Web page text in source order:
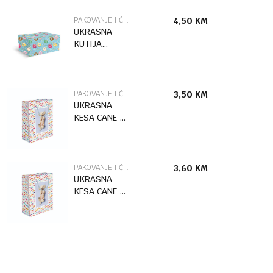
PAKOVANJE I ČESTITKE
UKRASNA
KUTIJA
4,50 KM
PAKOVANJE I ČESTITKE
UKRASNA
KESA CANE L
3,50 KM
PAKOVANJE I ČESTITKE
UKRASNA
KESA CANE XL
3,60 KM